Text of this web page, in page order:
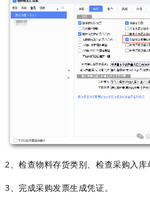
2、检查物料存货类别、检查采购入库
3、完成采购发票生成凭证。